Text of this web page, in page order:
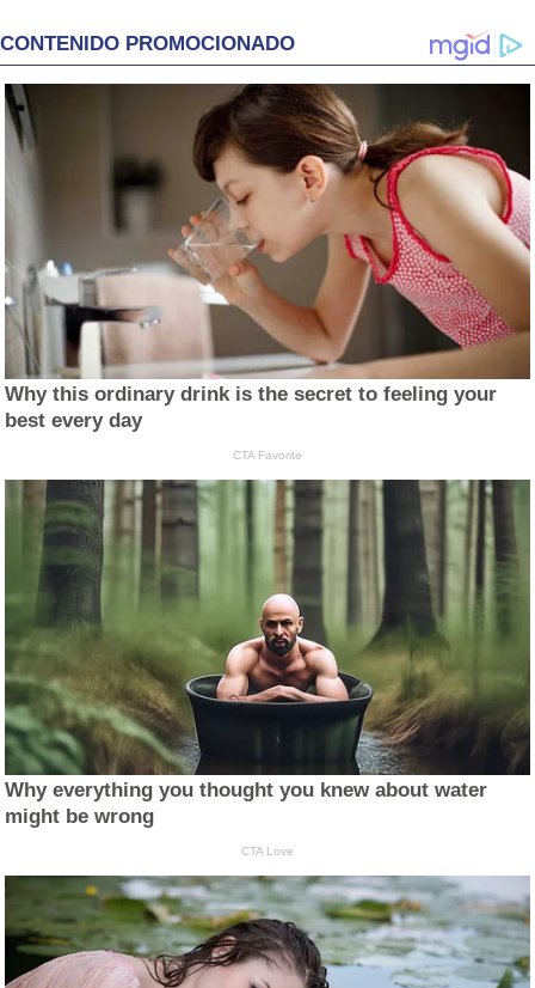
CONTENIDO PROMOCIONADO
Why this ordinary drink is the secret to feeling your
best every day
CTA Favorite
Why everything you thought you knew about water
might be wrong
CTA Love